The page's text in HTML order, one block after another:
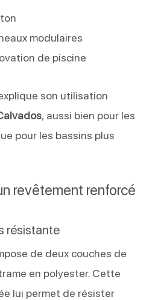
modulaires
de piscine
son utilisation
, aussi bien pour les
pour les bassins plus
revêtement renforcé
résistante
de deux couches de
en polyester. Cette
lui permet de résister